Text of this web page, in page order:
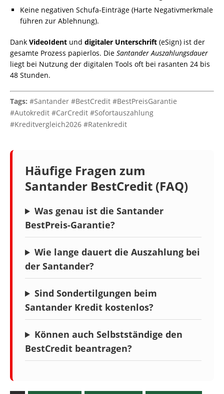
Keine negativen Schufa-Einträge (Harte Negativmerkmale
führen zur Ablehnung).
Dank VideoIdent und digitaler Unterschrift (eSign) ist der
gesamte Prozess papierlos. Die Santander Auszahlungsdauer
liegt bei Nutzung der digitalen Tools oft bei rasanten 24 bis
48 Stunden.
Tags: #Santander #BestCredit #BestPreisGarantie
#Autokredit #CarCredit #Sofortauszahlung
#Kreditvergleich2026 #Ratenkredit
Häufige Fragen zum
Santander BestCredit (FAQ)
Was genau ist die Santander
BestPreis-Garantie?
Wie lange dauert die Auszahlung bei
der Santander?
Sind Sondertilgungen beim
Santander Kredit kostenlos?
Können auch Selbstständige den
BestCredit beantragen?